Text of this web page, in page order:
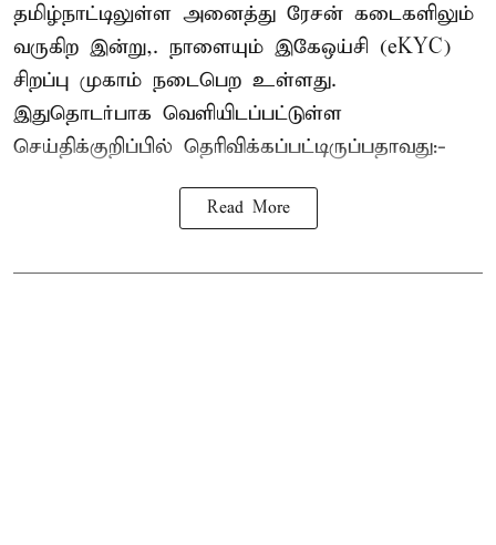
தமிழ்நாட்டிலுள்ள அனைத்து ரேசன் கடைகளிலும்
வருகிற இன்று,. நாளையும் இகேஒய்சி (eKYC)
சிறப்பு முகாம் நடைபெற உள்ளது.
இதுதொடர்பாக வெளியிடப்பட்டுள்ள
செய்திக்குறிப்பில் தெரிவிக்கப்பட்டிருப்பதாவது:-
Read More